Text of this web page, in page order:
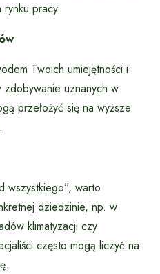
pracy.
Twoich umiejętności i
uznanych w
przełożyć się na wyższe
wszystkiego”, warto
dziedzinie, np. w
klimatyzacji czy
często mogą liczyć na